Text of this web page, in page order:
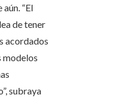
“El
de tener
acordados
modelos
subraya